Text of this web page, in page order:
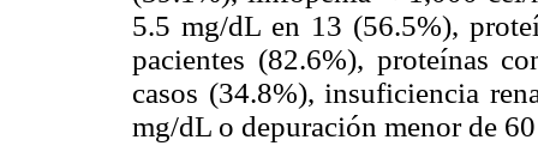
5.5 mg/dL en 13 (56.5%),
pacientes (82.6%), proteínas
casos (34.8%), insuficiencia
mg/dL o depuración menor de